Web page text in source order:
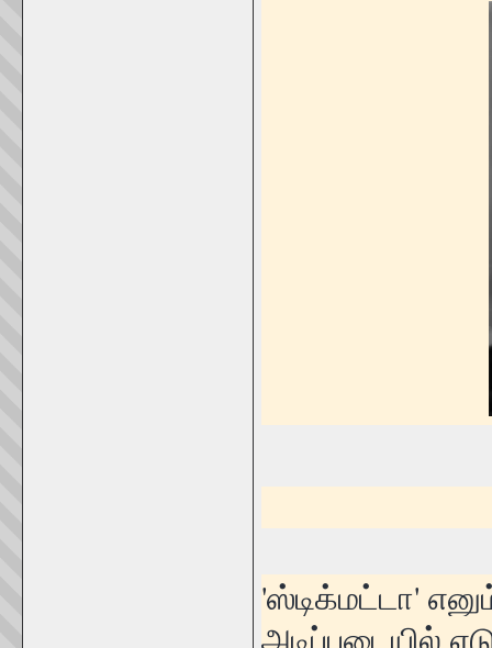
'ஸ்டிக்மட்டா'
அடிப்படையில்